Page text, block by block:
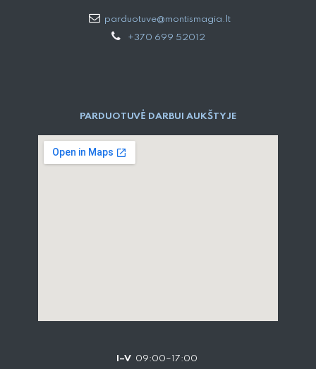
parduotuve@montismagia.lt
+370 699 52012
PARDUOTUVĖ DARBUI AUKŠTYJE
I–V 09:00–17:00